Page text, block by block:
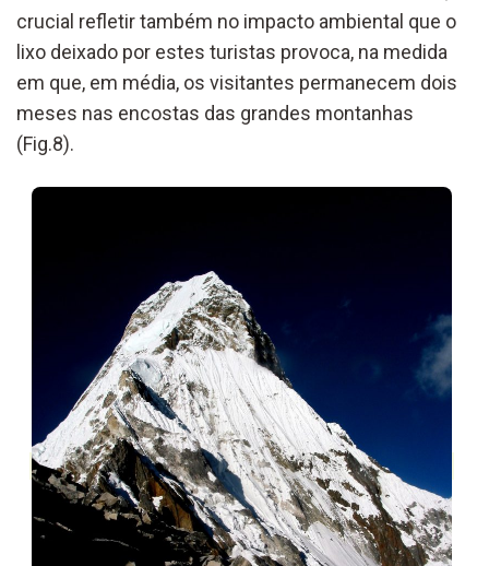
crucial refletir também no impacto ambiental que o
lixo deixado por estes turistas provoca, na medida
em que, em média, os visitantes permanecem dois
meses nas encostas das grandes montanhas
(Fig.8).